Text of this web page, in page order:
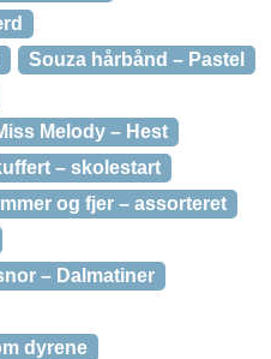
Souza hårbånd – Pastel
Melody – Hest
– skolestart
og fjer – assorteret
– Dalmatiner
dyrene